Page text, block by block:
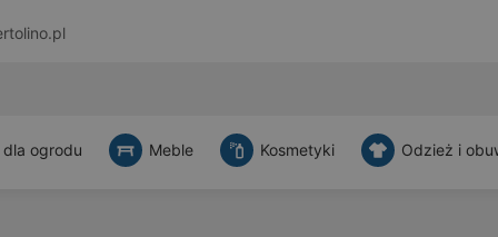
dla ogrodu Meble Kosmetyki Odzież i